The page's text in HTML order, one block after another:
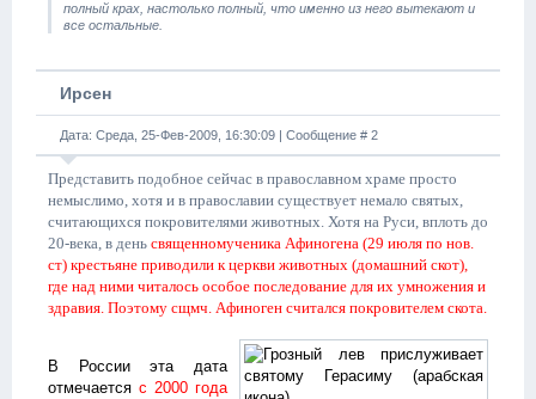
полный крах, настолько полный, что именно из него вытекают и
все остальные.
Ирсен
Дата: Среда, 25-Фев-2009, 16:30:09 | Сообщение # 2
Представить подобное сейчас в православном храме просто
немыслимо, хотя и в православии существует немало святых,
считающихся покровителями животных. Хотя на Руси, вплоть до
20-века, в день священномученика Афиногена (29 июля по нов.
ст) крестьяне приводили к церкви животных (домашний скот),
где над ними читалось особое последование для их умножения и
здравия. Поэтому сщмч. Афиноген считался покровителем скота.
В России эта дата
отмечается с 2000 года